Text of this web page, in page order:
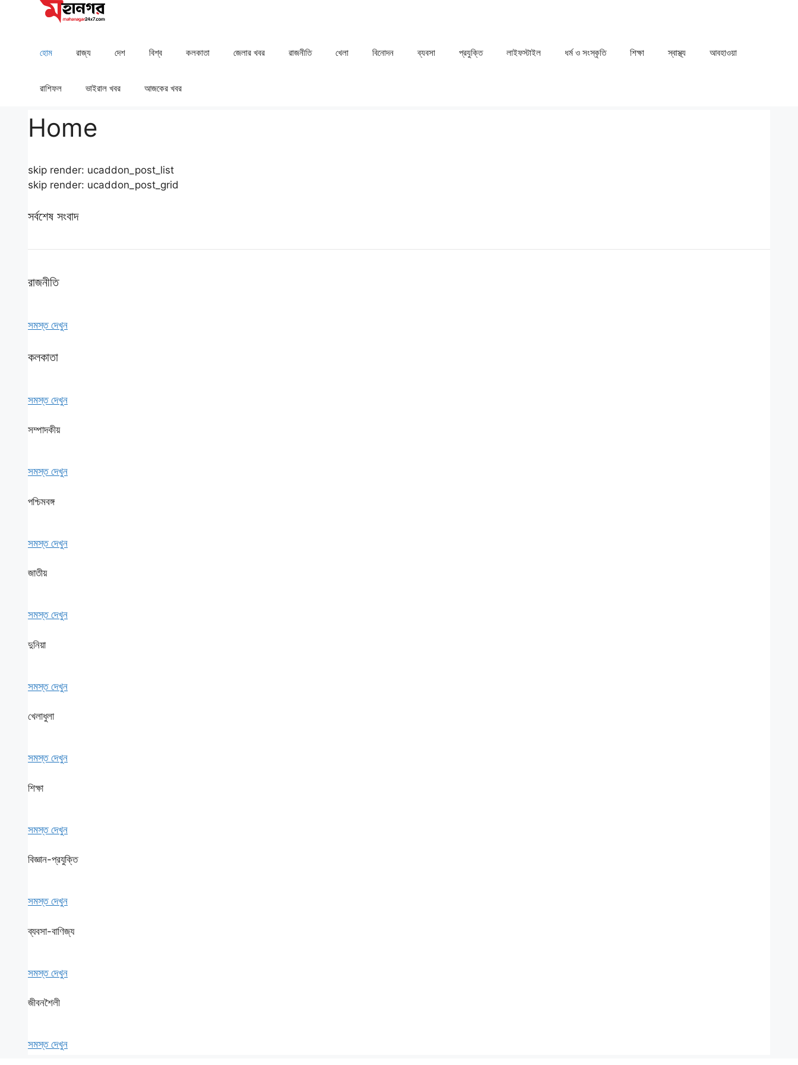
হোম রাজ্য দেশ ⁠বিশ্ব কলকাতা ⁠⁠জেলার খবর রাজনীতি খেলা ⁠বিনোদন ব্যবসা প্রযুক্তি লাইফস্টাইল ধর্ম ও সংস্কৃতি ⁠⁠শিক্ষা ⁠⁠স্বাস্থ্য ⁠⁠আবহাওয়া
রাশিফল ⁠⁠ভাইরাল খবর আজকের খবর
Home
skip render: ucaddon_post_list
skip render: ucaddon_post_grid
সর্বশেষ সংবাদ
রাজনীতি
সমস্ত দেখুন
কলকাতা
সমস্ত দেখুন
সম্পাদকীয়
সমস্ত দেখুন
পশ্চিমবঙ্গ
সমস্ত দেখুন
জাতীয়
সমস্ত দেখুন
দুনিয়া
সমস্ত দেখুন
খেলাধুলা
সমস্ত দেখুন
শিক্ষা
সমস্ত দেখুন
বিজ্ঞান-প্রযুক্তি
সমস্ত দেখুন
ব্যবসা-বাণিজ্য
সমস্ত দেখুন
জীবনশৈলী
সমস্ত দেখুন